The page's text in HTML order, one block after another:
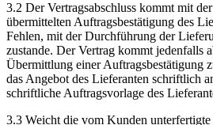
3.2 Der Vertragsabschluss kommt mit
übermittelten Auftragsbestätigung des
Fehlen, mit der Durchführung der
zustande. Der Vertrag kommt jedenfalls
Übermittlung einer Auftragsbestätigung
das Angebot des Lieferanten schriftlich
schriftliche Auftragsvorlage des
3.3 Weicht die vom Kunden